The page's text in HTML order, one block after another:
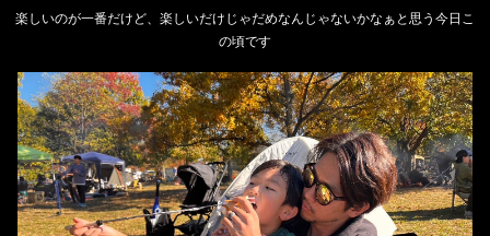
楽しいのが一番だけど、楽しいだけじゃだめなんじゃないかなぁと思う今日こ
の頃です